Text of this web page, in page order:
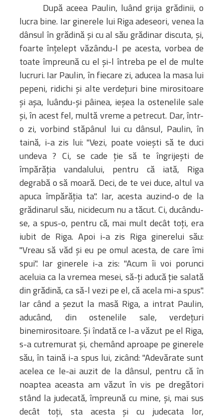
După aceea Paulin, luând grija grădinii, o
lucra bine. Iar ginerele lui Riga adeseori, venea la
dânsul în grădină şi cu al său grădinar discuta, şi,
foarte înţelept văzându-l pe acesta, vorbea de
toate împreună cu el şi-l întreba pe el de multe
lucruri. Iar Paulin, în fiecare zi, aducea la masa lui
pepeni, ridichi şi alte verdeţuri bine mirositoare
şi aşa, luându-şi pâinea, ieşea la ostenelile sale
şi, în acest fel, multă vreme a petrecut. Dar, într-
o zi, vorbind stăpânul lui cu dânsul, Paulin, în
taină, i-a zis lui: "Vezi, poate voieşti să te duci
undeva ? Ci, se cade ţie să te îngrijeşti de
împărăţia vandalului, pentru că iată, Riga
degrabă o să moară. Deci, de te vei duce, altul va
apuca împărăţia ta". Iar, acesta auzind-o de la
grădinarul său, nicidecum nu a tăcut. Ci, ducându-
se, a spus-o, pentru că, mai mult decât toţi, era
iubit de Riga. Apoi i-a zis Riga ginerelui său:
"Vreau să văd şi eu pe omul acesta, de care îmi
spui". Iar ginerele i-a zis: "Acum îi voi porunci
aceluia ca la vremea mesei, să-ţi aducă ţie salată
din grădină, ca să-l vezi pe el, că acela mi-a spus".
Iar când a şezut la masă Riga, a intrat Paulin,
aducând, din ostenelile sale, verdeţuri
binemirositoare. Şi îndată ce l-a văzut pe el Riga,
s-a cutremurat şi, chemând aproape pe ginerele
său, în taină i-a spus lui, zicând: "Adevărate sunt
acelea ce le-ai auzit de la dânsul, pentru că în
noaptea aceasta am văzut în vis pe dregători
stând la judecată, împreună cu mine, şi, mai sus
decât toţi, sta acesta şi cu judecata lor,